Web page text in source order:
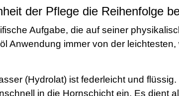
der Pflege die Reihenfolge
Aufgabe, die auf seiner
Anwendung immer von der
(Hydrolat) ist federleicht und
in die Hornschicht ein. Es dient